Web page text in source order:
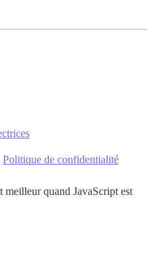
Politique de confidentialité
meilleur quand JavaScript est